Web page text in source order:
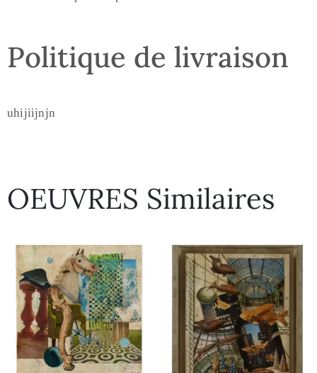
Politique de livraison
uhijiijnjn
OEUVRES Similaires